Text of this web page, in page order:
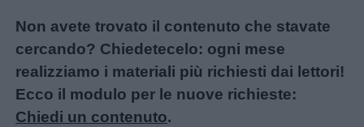
Non avete trovato il contenuto che stavate
cercando? Chiedetecelo: ogni mese
realizziamo i materiali più richiesti dai lettori!
Ecco il modulo per le nuove richieste:
Chiedi un contenuto.